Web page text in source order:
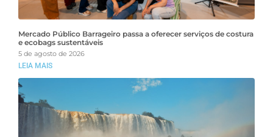
Mercado Público Barrageiro passa a oferecer serviços de costura
e ecobags sustentáveis
5 de agosto de 2026
LEIA MAIS